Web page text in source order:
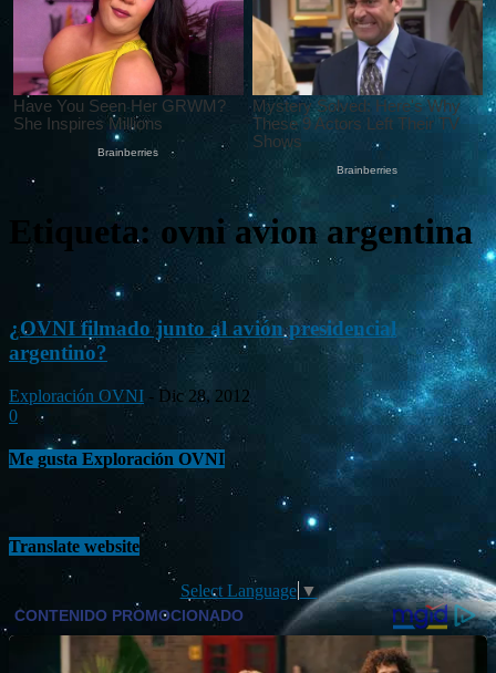
Etiqueta: ovni avion argentina
¿OVNI filmado junto al avión presidencial
argentino?
Exploración OVNI - Dic 28, 2012
0
Me gusta Exploración OVNI
Translate website
Select Language ▼